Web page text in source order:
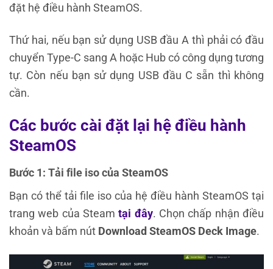
đặt hệ điều hành SteamOS.
Thứ hai, nếu bạn sử dụng USB đầu A thì phải có đầu
chuyển Type-C sang A hoặc Hub có công dụng tương
tự. Còn nếu bạn sử dụng USB đầu C sẵn thì không
cần.
Các bước cài đặt lại hệ điều hành
SteamOS
Bước 1: Tải file iso của SteamOS
Bạn có thể tải file iso của hệ điều hành SteamOS tại
trang web của Steamtại đây. Chọn chấp nhận điều
khoản và bấm nút Download SteamOS Deck Image.